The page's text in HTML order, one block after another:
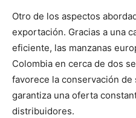
Otro de los aspectos
exportación. Gracias a una
eficiente, las manzanas
Colombia en cerca de dos
favorece la conservación
garantiza una oferta
distribuidores.